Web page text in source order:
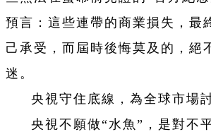
預言：這些連帶的商業損失，最
己承受，而屆時後悔莫及的，絕
迷。
央視守住底線，為全球市場
央視不願做“水魚”，是對不